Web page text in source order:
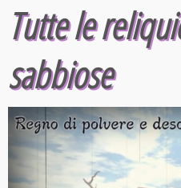
Tutte le
sabbiose